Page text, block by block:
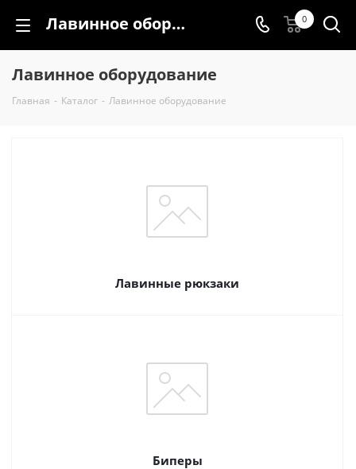
Лавинное оборудование 0
Лавинное оборудование
Главная - Каталог - Лавинное оборудование
Лавинные рюкзаки
Биперы